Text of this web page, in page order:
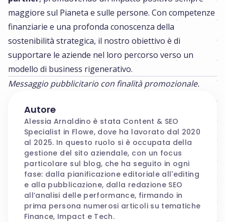
Autore
Alessia Arnaldino è stata Content & SEO
Specialist in Flowe, dove ha lavorato dal 2020
al 2025. In questo ruolo si è occupata della
gestione del sito aziendale, con un focus
particolare sul blog, che ha seguito in ogni
fase: dalla pianificazione editoriale all'editing
e alla pubblicazione, dalla redazione SEO
all’analisi delle performance, firmando in
prima persona numerosi articoli su tematiche
Finance, Impact e Tech.
maggiore sul Pianeta e sulle persone. Con competenze
finanziarie e una profonda conoscenza della
sostenibilità strategica, il nostro obiettivo è di
supportare le aziende nel loro percorso verso un
modello di business rigenerativo.
Messaggio pubblicitario con finalità promozionale.